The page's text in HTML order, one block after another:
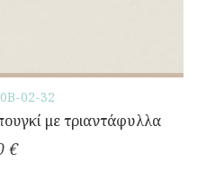
02-32
με τριαντάφυλλα
€